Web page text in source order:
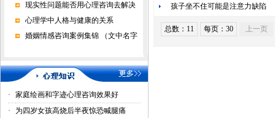
现实性问题能否用心理咨询去解决
心理学中人格与健康的关系
婚姻情感咨询案例集锦 （文中名字
·
家庭绘画和字迹心理咨询效果好
·
为四岁女孩高烧后半夜惊恐喊腿痛
孩子坐不住可能是注意力缺陷
总数：11 每页：30 上一页